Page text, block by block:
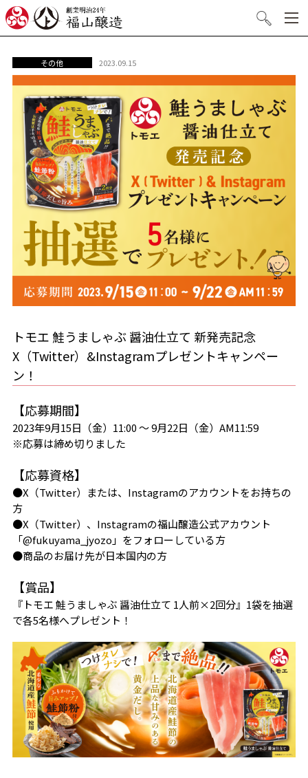
検索
その他 2023.09.15
トモエ 鮭うましゃぶ 醤油仕立て 新発売記念
X（Twitter）&Instagramプレゼントキャンペー
ン！
【応募期間】
2023年9月15日（金）11:00 ～ 9月22日（金）AM11:59
※応募は締め切りました
【応募資格】
●X（Twitter）または、Instagramのアカウントをお持ちの
方
●X（Twitter）、Instagramの福山醸造公式アカウント
「@fukuyama_jyozo」をフォローしている方
●商品のお届け先が日本国内の方
【賞品】
『トモエ 鮭うましゃぶ 醤油仕立て 1人前×2回分』1袋を抽選
で各5名様へプレゼント！